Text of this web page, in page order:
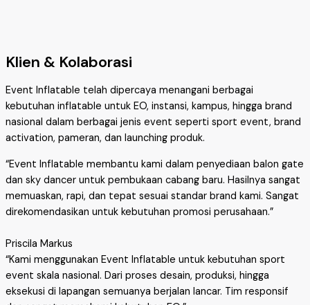
Klien & Kolaborasi
Event Inflatable telah dipercaya menangani berbagai
kebutuhan inflatable untuk EO, instansi, kampus, hingga brand
nasional dalam berbagai jenis event seperti sport event, brand
activation, pameran, dan launching produk.
“Event Inflatable membantu kami dalam penyediaan balon gate
dan sky dancer untuk pembukaan cabang baru. Hasilnya sangat
memuaskan, rapi, dan tepat sesuai standar brand kami. Sangat
direkomendasikan untuk kebutuhan promosi perusahaan.”
Priscila Markus
“Kami menggunakan Event Inflatable untuk kebutuhan sport
event skala nasional. Dari proses desain, produksi, hingga
eksekusi di lapangan semuanya berjalan lancar. Tim responsif